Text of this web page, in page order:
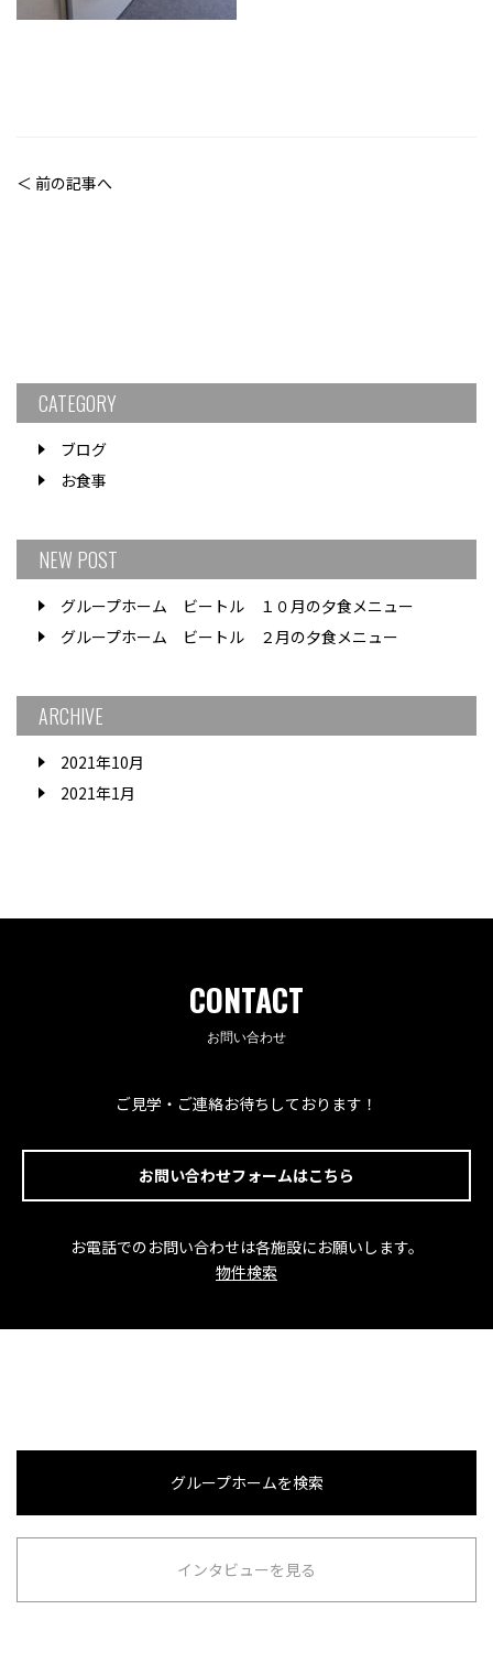
＜ 前の記事へ
CATEGORY
ブログ
お食事
NEW POST
グループホーム ビートル １０月の夕食メニュー
グループホーム ビートル ２月の夕食メニュー
ARCHIVE
2021年10月
2021年1月
CONTACT
お問い合わせ
ご見学・ご連絡お待ちしております！
お問い合わせフォームはこちら
お電話でのお問い合わせは各施設にお願いします。
物件検索
グループホームを検索
インタビューを見る